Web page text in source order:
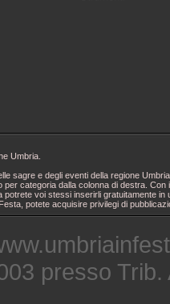
Umbria.
sagre e degli eventi della regione
categoria dalla colonna di destra.
potrete voi stessi inserirli gratuitamente
potete acquisire privilegi di
presso